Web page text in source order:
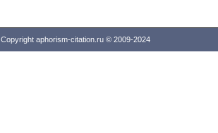
Copyright aphorism-citation.ru © 2009-2024